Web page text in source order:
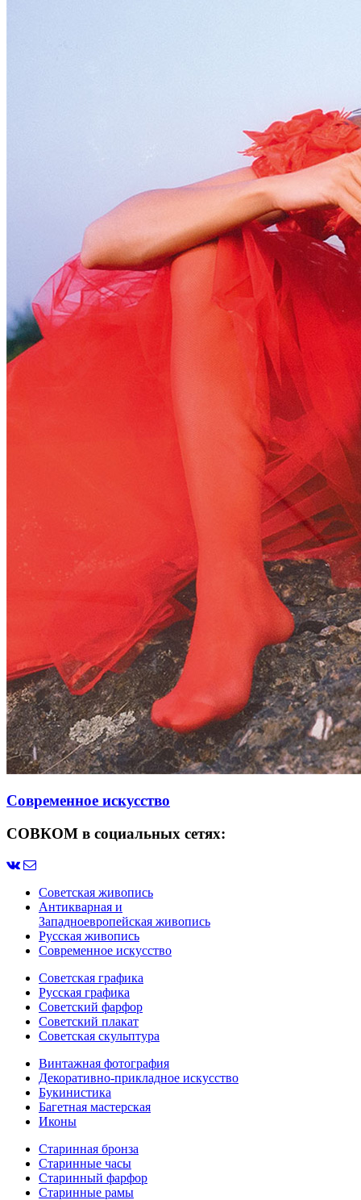
Современное искусство
СОВКОМ в социальных сетях:
Советская живопись
Антикварная и
Западноевропейская живопись
Русская живопись
Современное искусство
Советская графика
Русская графика
Советский фарфор
Советский плакат
Советская скульптура
Винтажная фотография
Декоративно-прикладное искусство
Букинистика
Багетная мастерская
Иконы
Старинная бронза
Старинные часы
Старинный фарфор
Старинные рамы